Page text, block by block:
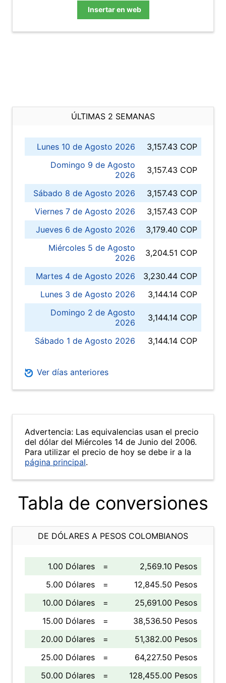
Insertar en web
ÚLTIMAS 2 SEMANAS
Lunes 10 de Agosto 2026
3,157.43 COP
Domingo 9 de Agosto
2026
3,157.43 COP
Sábado 8 de Agosto 2026
3,157.43 COP
Viernes 7 de Agosto 2026
3,157.43 COP
Jueves 6 de Agosto 2026
3,179.40 COP
Miércoles 5 de Agosto
2026
3,204.51 COP
Martes 4 de Agosto 2026
3,230.44 COP
Lunes 3 de Agosto 2026
3,144.14 COP
Domingo 2 de Agosto
2026
3,144.14 COP
Sábado 1 de Agosto 2026 3,144.14 COP
Ver días anteriores
Advertencia: Las equivalencias usan el precio
del dólar del Miércoles 14 de Junio del 2006.
Para utilizar el precio de hoy se debe ir a la
página principal.
Tabla de conversiones
DE DÓLARES A PESOS COLOMBIANOS
1.00 Dólares =
2,569.10 Pesos
5.00 Dólares
=
12,845.50 Pesos
10.00 Dólares
=
25,691.00 Pesos
15.00 Dólares
=
38,536.50 Pesos
20.00 Dólares
=
51,382.00 Pesos
25.00 Dólares
=
64,227.50 Pesos
50.00 Dólares
=
128,455.00 Pesos